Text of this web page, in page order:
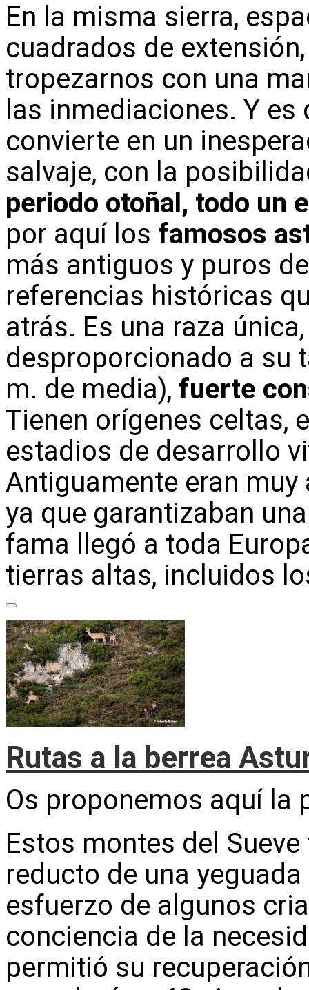
En la misma sierra,
cuadrados de
tropezarnos con una
las inmediaciones. Y es
convierte en un
salvaje, con la
periodo otoñal, todo un
por aquí los famosos
más antiguos y puros
referencias históricas
atrás. Es una raza
desproporcionado a su
m. de media), fuerte
Tienen orígenes celtas,
estadios de desarrollo
Antiguamente eran
ya que garantizaban
fama llegó a toda
tierras altas, incluidos
Rutas a la berrea
Os proponemos aquí
Estos montes del
reducto de una
esfuerzo de algunos
conciencia de la
permitió su